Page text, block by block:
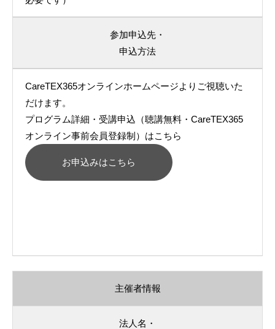
参加申込先・
申込方法
CareTEX365オンラインホームページよりご視聴いた
だけます。
プログラム詳細・受講申込（聴講無料・CareTEX365
オンライン事前会員登録制）はこちら
お申込みはこちら
主催者情報
法人名・